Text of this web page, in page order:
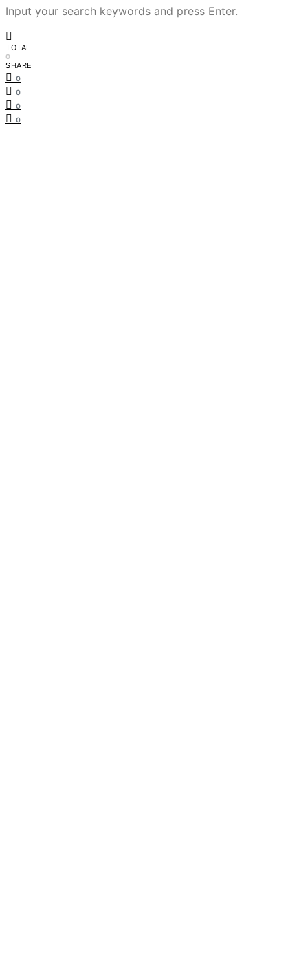
Input your search keywords and press Enter.
TOTAL
0
SHARE
0
0
0
0